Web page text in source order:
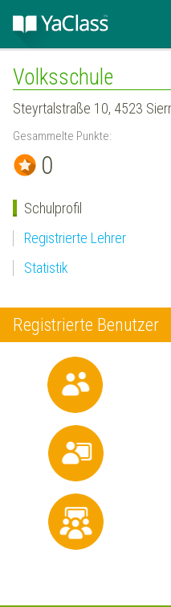
Volksschule
Steyrtalstraße 10, 4523
Gesammelte Punkte:
0
Schulprofil
Registrierte Lehrer
Statistik
Registrierte Benutzer